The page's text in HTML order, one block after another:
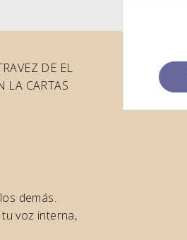
DE EL
LA CARTAS
demás.
voz interna,